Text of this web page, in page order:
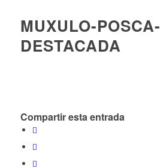
MUXULO-POSCA-
DESTACADA
Compartir esta entrada